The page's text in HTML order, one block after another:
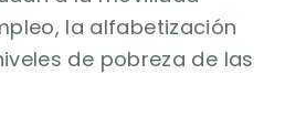
la alfabetización
de pobreza de las